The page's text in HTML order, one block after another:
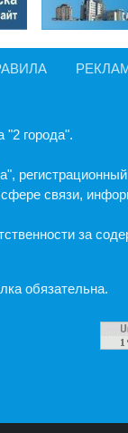
"2 города".
связи,
за
обязательна.